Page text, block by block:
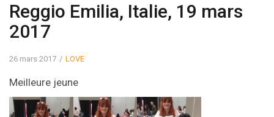
Reggio Emilia, Italie, 19 mars
2017
26 mars 2017 LOVE
Meilleure jeune